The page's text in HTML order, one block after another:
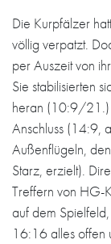
Die Kurpfälzer
völlig verpatzt.
per Auszeit von
Sie stabilisierten
heran (10:9/21.)
Anschluss (14:9,
Außenflügeln,
Starz, erzielt).
Treffern von HG-
auf dem
16:16 alles offen